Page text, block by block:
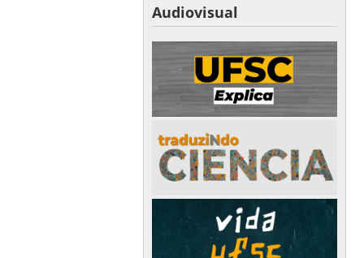
Audiovisual